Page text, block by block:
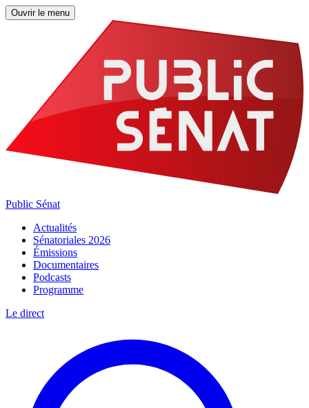
Ouvrir le menu
Public Sénat
Actualités
Sénatoriales 2026
Émissions
Documentaires
Podcasts
Programme
Le direct